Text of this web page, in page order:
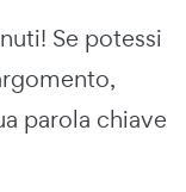
Se potessi
parola chiave